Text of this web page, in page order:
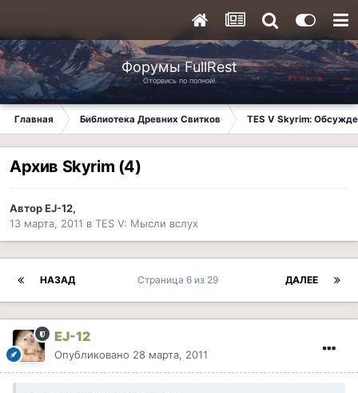
Форумы FullRest
Оторвись по полной!
Главная Библиотека Древних Свитков TES V Skyrim:
Архив Skyrim (4)
АвторEJ-12,
13 марта, 2011 в TES V: Мысли вслух
НАЗАД ДАЛЕЕ
Страница 6 из 29
EJ-12
Опубликовано 28 марта, 2011